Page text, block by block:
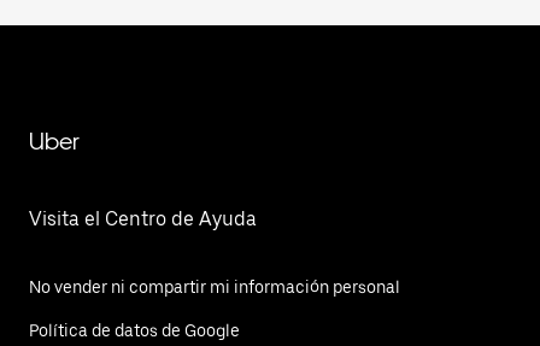
Uber
Visita el Centro de Ayuda
No vender ni compartir mi información personal
Política de datos de Google